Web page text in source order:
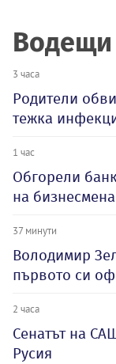
Водещи
3 часа
Родители
тежка
1 час
Обгорели
на
37 минути
Володимир
първото си
2 часа
Сенатът на
Русия